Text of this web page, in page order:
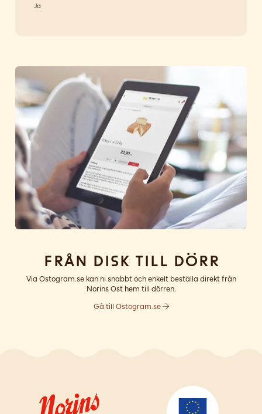
Ja
Från disk till dörr
Via Ostogram.se kan ni snabbt och enkelt beställa direkt från
Norins Ost hem till dörren.
Gå till Ostogram.se